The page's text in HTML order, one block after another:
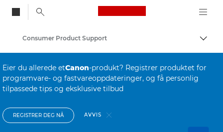
Canon Logo, back
Consumer Product Support
Eier du allerede etCanon-produkt? Registrer produktet for
programvare- og fastvareoppdateringer, og få personlig
tilpassede tips og eksklusive tilbud
REGISTRER DEG NÅ AVVIS